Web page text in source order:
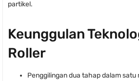
partikel.
Keunggulan
Roller
Penggilingan dua tahap dalam satu